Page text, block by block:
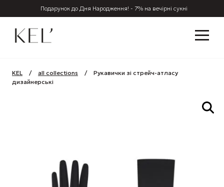
Подарунок до Дня Народження! - 7% на вечірні сукні
KEL / all collections /
Рукавички зі стрейч-атласу
дизайнерські